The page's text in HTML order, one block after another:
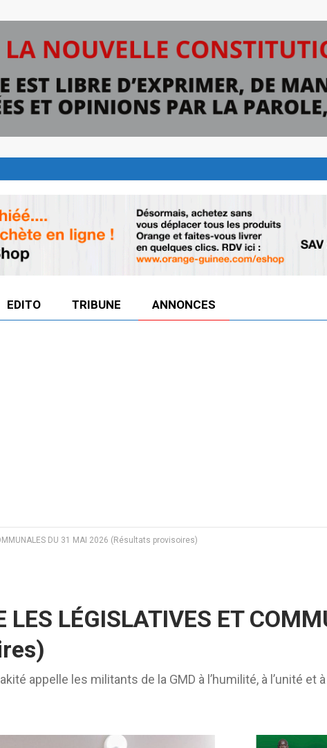
EDITO TRIBUNE ANNONCES
DU 31 MAI 2026 (Résultats provisoires)
LES LÉGISLATIVES ET
appelle les militants de la GMD à l’humilité, à l’unité et à